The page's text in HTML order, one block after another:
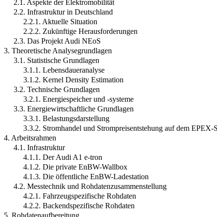
2.1. Aspekte der Elektromobilität
2.2. Infrastruktur in Deutschland
2.2.1. Aktuelle Situation
2.2.2. Zukünftige Herausforderungen
2.3. Das Projekt Audi NEoS
3. Theoretische Analysegrundlagen
3.1. Statistische Grundlagen
3.1.1. Lebensdaueranalyse
3.1.2. Kernel Density Estimation
3.2. Technische Grundlagen
3.2.1. Energiespeicher und -systeme
3.3. Energiewirtschaftliche Grundlagen
3.3.1. Belastungsdarstellung
3.3.2. Stromhandel und Strompreisentstehung auf dem EPEX-
4. Arbeitsrahmen
4.1. Infrastruktur
4.1.1. Der Audi A1 e-tron
4.1.2. Die private EnBW-Wallbox
4.1.3. Die öffentliche EnBW-Ladestation
4.2. Messtechnik und Rohdatenzusammenstellung
4.2.1. Fahrzeugspezifische Rohdaten
4.2.2. Backendspezifische Rohdaten
5. Rohdatenaufbereitung